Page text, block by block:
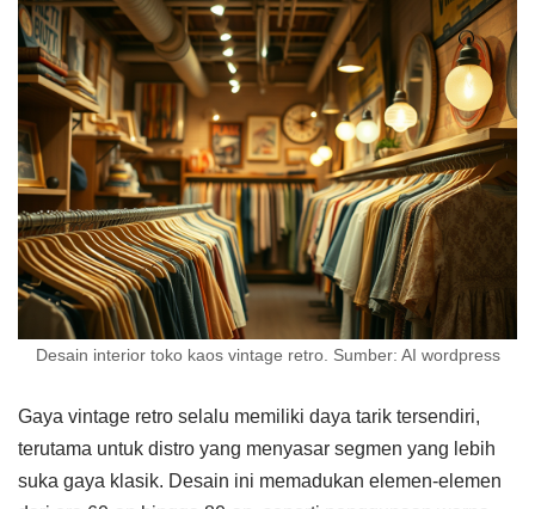
Desain interior toko kaos vintage retro. Sumber: AI wordpress
Gaya vintage retro selalu memiliki daya tarik tersendiri,
terutama untuk distro yang menyasar segmen yang lebih
suka gaya klasik. Desain ini memadukan elemen-elemen